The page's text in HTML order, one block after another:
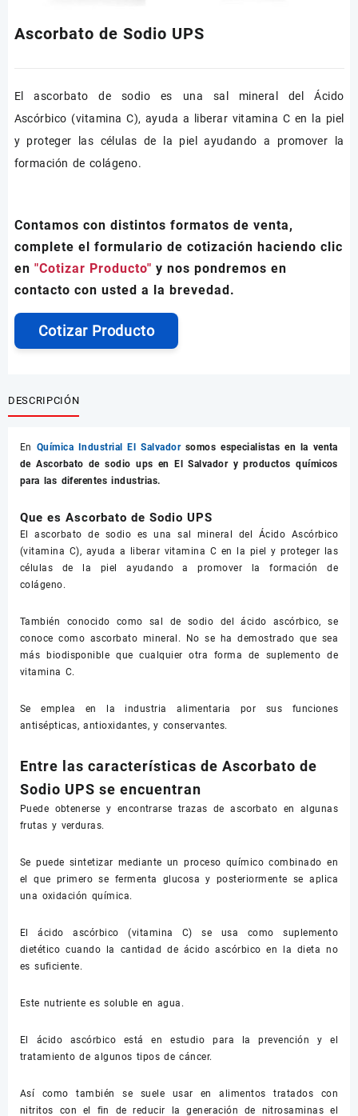
Ascorbato de Sodio UPS
El ascorbato de sodio es una sal mineral del Ácido
Ascórbico (vitamina C), ayuda a liberar vitamina C en la piel
y proteger las células de la piel ayudando a promover la
formación de colágeno.
Contamos con distintos formatos de venta,
complete el formulario de cotización haciendo clic
en "Cotizar Producto" y nos pondremos en
contacto con usted a la brevedad.
Cotizar Producto
DESCRIPCIÓN
En Química Industrial El Salvadorsomos especialistas en la venta
deAscorbato de sodio ups en El Salvador y productos químicos
para las diferentes industrias.
Que es Ascorbato de Sodio UPS
El ascorbato de sodio es una sal mineral del Ácido Ascórbico
(vitamina C), ayuda a liberar vitamina C en la piel y proteger las
células de la piel ayudando a promover la formación de
colágeno.
También conocido como sal de sodio del ácido ascórbico, se
conoce como ascorbato mineral. No se ha demostrado que sea
más biodisponible que cualquier otra forma de suplemento de
vitamina C.
Se emplea en la industria alimentaria por sus funciones
antisépticas, antioxidantes, y conservantes.
Entre las características de Ascorbato de
Sodio UPS se encuentran
Puede obtenerse y encontrarse trazas de ascorbato en algunas
frutas y verduras.
Se puede sintetizar mediante un proceso químico combinado en
el que primero se fermenta glucosa y posteriormente se aplica
una oxidación química.
El ácido ascórbico (vitamina C) se usa como suplemento
dietético cuando la cantidad de ácido ascórbico en la dieta no
es suficiente.
Este nutriente es soluble en agua.
El ácido ascórbico está en estudio para la prevención y el
tratamiento de algunos tipos de cáncer.
Así como también se suele usar en alimentos tratados con
nitritos con el fin de reducir la generación de nitrosaminas el